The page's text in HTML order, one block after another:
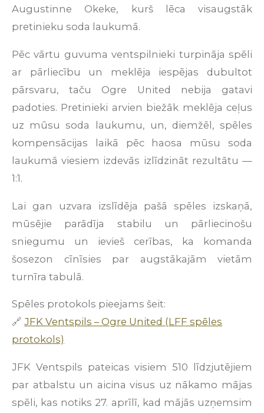
Augustinne Okeke, kurš lēca visaugstāk
pretinieku soda laukumā.
Pēc vārtu guvuma ventspilnieki turpināja spēli
ar pārliecību un meklēja iespējas dubultot
pārsvaru, taču Ogre United nebija gatavi
padoties. Pretinieki arvien biežāk meklēja ceļus
uz mūsu soda laukumu, un, diemžēl, spēles
kompensācijas laikā pēc haosa mūsu soda
laukumā viesiem izdevās izlīdzināt rezultātu —
1:1.
Lai gan uzvara izslīdēja pašā spēles izskaņā,
mūsējie parādīja stabilu un pārliecinošu
sniegumu un ievieš cerības, ka komanda
šosezon cīnīsies par augstākajām vietām
turnīra tabulā.
Spēles protokols pieejams šeit:
🔗 JFK Ventspils – Ogre United (LFF spēles
protokols)
JFK Ventspils pateicas visiem 510 līdzjutējiem
par atbalstu un aicina visus uz nākamo mājas
spēli, kas notiks 27. aprīlī, kad mājās uzņemsim